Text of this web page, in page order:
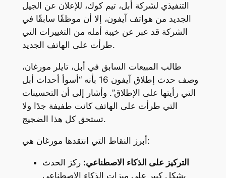
التنفيذي لشركة أبل، تيم كوك، للإعلان عن الجيل
الجديد من هواتف آيفون، إلا أن موظفًا سابقًا في
الشركة قد عبر عن خيبة أمله من التغييرات التي
طرأت على الهاتف الجديد.
طالب المبيعات السابق في أبل، تايلر مورغان،
وصف حدث إطلاق آيفون 16 بأنه “أسوأ أحداث أبل
التي رأيتها على الإطلاق”. وأشار إلى أن التحسينات
التي طرأت على الهاتف كانت طفيفة جدًا ولا
تستحق كل هذا الضجيج.
أبرز النقاط التي انتقدها مورغان هي:
التركيز على الذكاء الاصطناعي: ركز الحدث
بشكل كبير على ميزات الذكاء الاصطناعي